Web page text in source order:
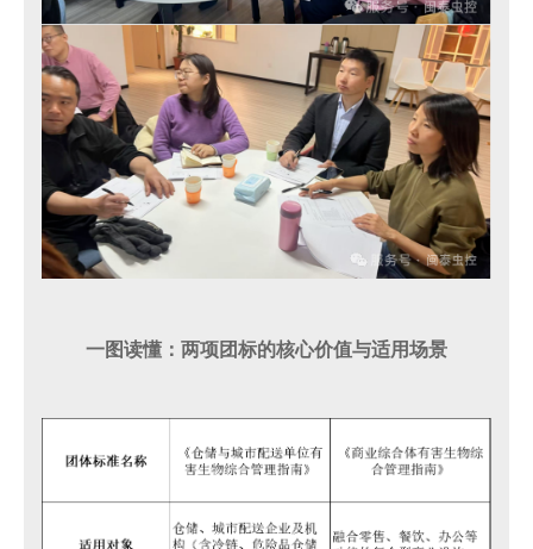
一图读懂：两项团标的核心价值与适用场景